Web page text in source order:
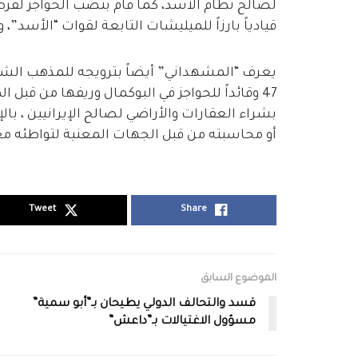
لصالح نظام الأسد، كما قام بنصب الحواجز
قيادياً بارزاً للميليشات التابعة لقوات
يعرف “المشهداني” أيضاً بترويجه للمذهب
47 وقائداً للحواجز في البوكمال وريفها من
بشراء العقارات والأراضي لصالح الإيرانيين
أو محاسبته من قبل الجهات المعنية لتواطئه
Share
Tweet
الموضوع السابق
قسد والتحالف الدولي يطيحان بـ”أبو سمية”
مسؤول الاغتيالات بـ”داعش”